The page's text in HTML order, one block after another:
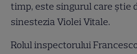
timp, este singurul care știe
sinestezia Violei Vitale.
Rolul inspectorului